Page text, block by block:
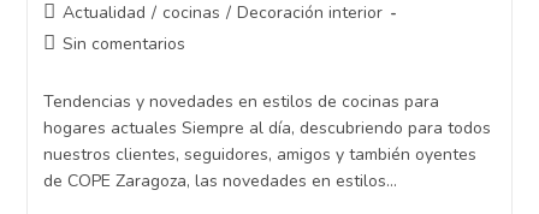
Actualidad / cocinas / Decoración interior
Sin comentarios
Tendencias y novedades en estilos de cocinas para
hogares actuales Siempre al día, descubriendo para todos
nuestros clientes, seguidores, amigos y también oyentes
de COPE Zaragoza, las novedades en estilos…